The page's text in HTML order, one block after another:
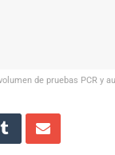
de pruebas PCR y